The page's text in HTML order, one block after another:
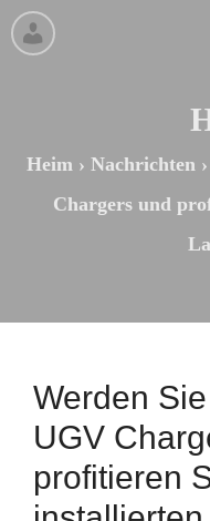
Heim › Nachrichten ›
Chargers und
Werden
UGV
profitieren